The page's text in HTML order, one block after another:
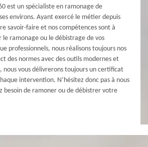
est un spécialiste en ramonage de
environs. Ayant exercé le métier depuis
savoir-faire et nos compétences sont à
ramonage ou le débistrage de vos
professionnels, nous réalisons toujours nos
des normes avec des outils modernes et
nous vous délivrerons toujours un certificat
intervention. N’hésitez donc pas à nous
besoin de ramoner ou de débistrer votre